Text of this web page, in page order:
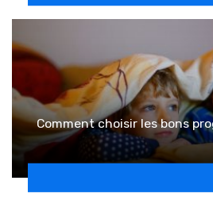
Comment choisir les bons